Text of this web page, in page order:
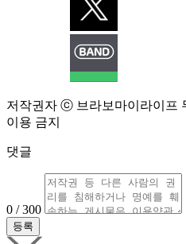
저작권자 ⓒ 브라보마이라이프
이용 금지
댓글
0 / 300